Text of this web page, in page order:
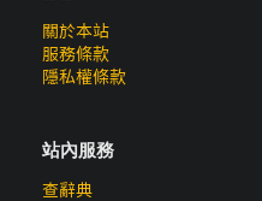
關於本站
服務條款
隱私權條款
站內服務
查辭典